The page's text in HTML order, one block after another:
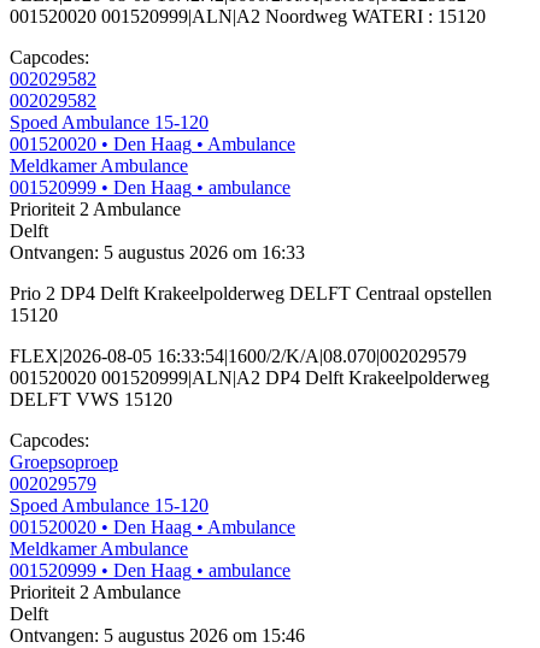
001520020 001520999|ALN|A2 Noordweg WATERI : 15120
Capcodes:
002029582
002029582
Spoed Ambulance 15-120
001520020 • Den Haag • Ambulance
Meldkamer Ambulance
001520999 • Den Haag • ambulance
Prioriteit 2 Ambulance
Delft
Ontvangen: 5 augustus 2026 om 16:33
Prio 2 DP4 Delft Krakeelpolderweg DELFT Centraal opstellen
15120
FLEX|2026-08-05 16:33:54|1600/2/K/A|08.070|002029579
001520020 001520999|ALN|A2 DP4 Delft Krakeelpolderweg
DELFT VWS 15120
Capcodes:
Groepsoproep
002029579
Spoed Ambulance 15-120
001520020 • Den Haag • Ambulance
Meldkamer Ambulance
001520999 • Den Haag • ambulance
Prioriteit 2 Ambulance
Delft
Ontvangen: 5 augustus 2026 om 15:46